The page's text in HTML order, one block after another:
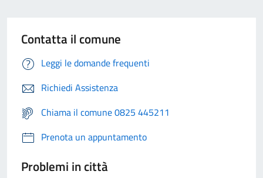
Contatta il comune
Leggi le domande frequenti
Richiedi Assistenza
Chiama il comune 0825 445211
Prenota un appuntamento
Problemi in città